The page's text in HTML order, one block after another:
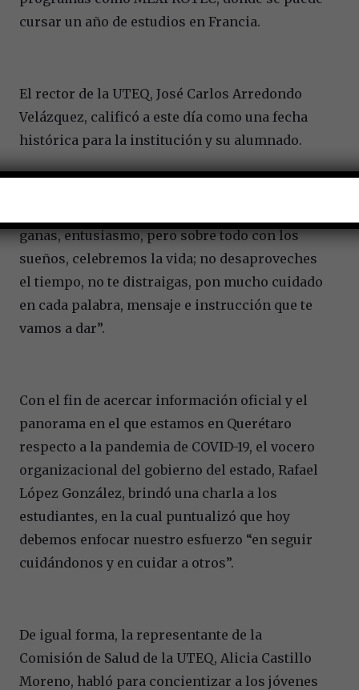
cursar un año de estudios en Francia.
El rector de la UTEQ, José Carlos Arredondo
Velázquez, calificó a este día como una fecha
histórica para la institución y su alumnado.
ganas, entusiasmo, pero sobre todo con los
sueños, celebremos la vida; no desaproveches
el tiempo, no te distraigas, pon mucho cuidado
en cada palabra, mensaje e instrucción que te
vamos a dar”.
Con el fin de acercar información oficial y el
panorama en el que estamos en Querétaro
respecto a la pandemia de COVID-19, el vocero
organizacional del gobierno del estado, Rafael
López González, brindó una charla a los
estudiantes, en la cual puntualizó que hoy
debemos enfocar nuestro esfuerzo “en seguir
cuidándonos y en cuidar a otros”.
De igual forma, la representante de la
Comisión de Salud de la UTEQ, Alicia Castillo
Moreno, habló para concientizar a los jóvenes